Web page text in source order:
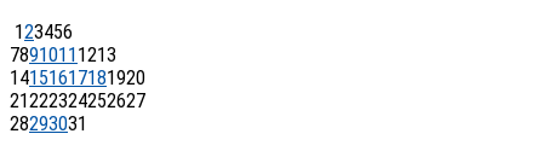
123456
7891011 1213
14151617181920
21222324252627
28293031